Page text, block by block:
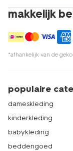
makkelijk
*afhankelijk van de
populaire
dameskleding
kinderkleding
babykleding
beddengoed